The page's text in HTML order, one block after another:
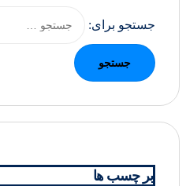
جستجو برای:
بر چسب ها